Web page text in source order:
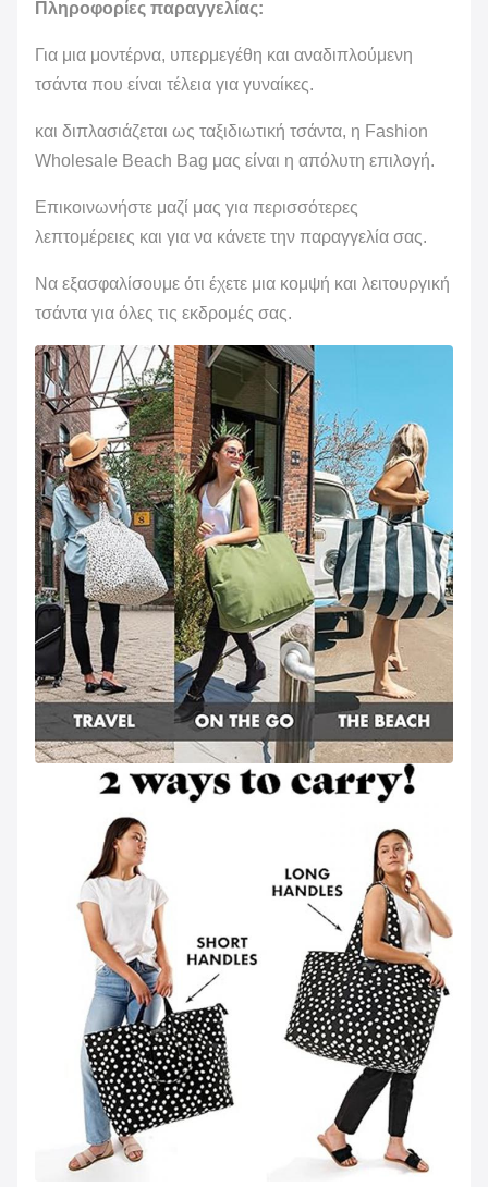
Πληροφορίες παραγγελίας:
Για μια μοντέρνα, υπερμεγέθη και αναδιπλούμενη
τσάντα που είναι τέλεια για γυναίκες.
και διπλασιάζεται ως ταξιδιωτική τσάντα, η Fashion
Wholesale Beach Bag μας είναι η απόλυτη επιλογή.
Επικοινωνήστε μαζί μας για περισσότερες
λεπτομέρειες και για να κάνετε την παραγγελία σας.
Να εξασφαλίσουμε ότι έχετε μια κομψή και λειτουργική
τσάντα για όλες τις εκδρομές σας.